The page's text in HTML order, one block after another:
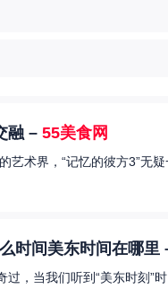
融 – 55美食网
术界，“记忆的彼方3”无
时间美东时间在哪里
，当我们听到“美东时刻”